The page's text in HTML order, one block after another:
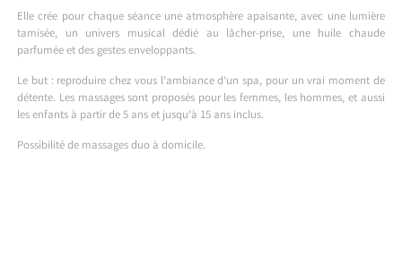
Elle crée pour chaque séance une atmosphère apaisante, avec une lumière
tamisée, un univers musical dédié au lâcher-prise, une huile chaude
parfumée et des gestes enveloppants.
Le but : reproduire chez vous l’ambiance d’un spa, pour un vrai moment de
détente. Les massages sont proposés pour les femmes, les hommes, et aussi
les enfants à partir de 5 ans et jusqu’à 15 ans inclus.
Possibilité de massages duo à domicile.